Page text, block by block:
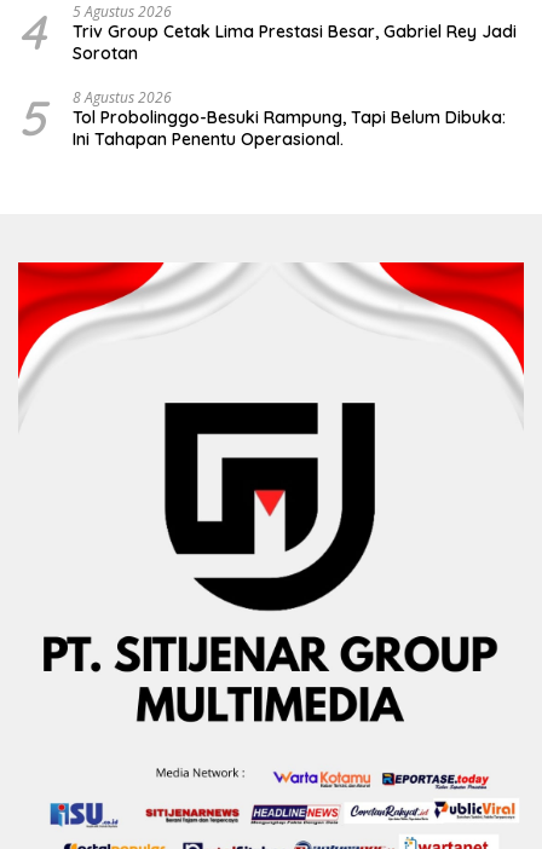
4 5 Agustus 2026
Triv Group Cetak Lima Prestasi Besar, Gabriel Rey Jadi
Sorotan
5 8 Agustus 2026
Tol Probolinggo-Besuki Rampung, Tapi Belum Dibuka:
Ini Tahapan Penentu Operasional.